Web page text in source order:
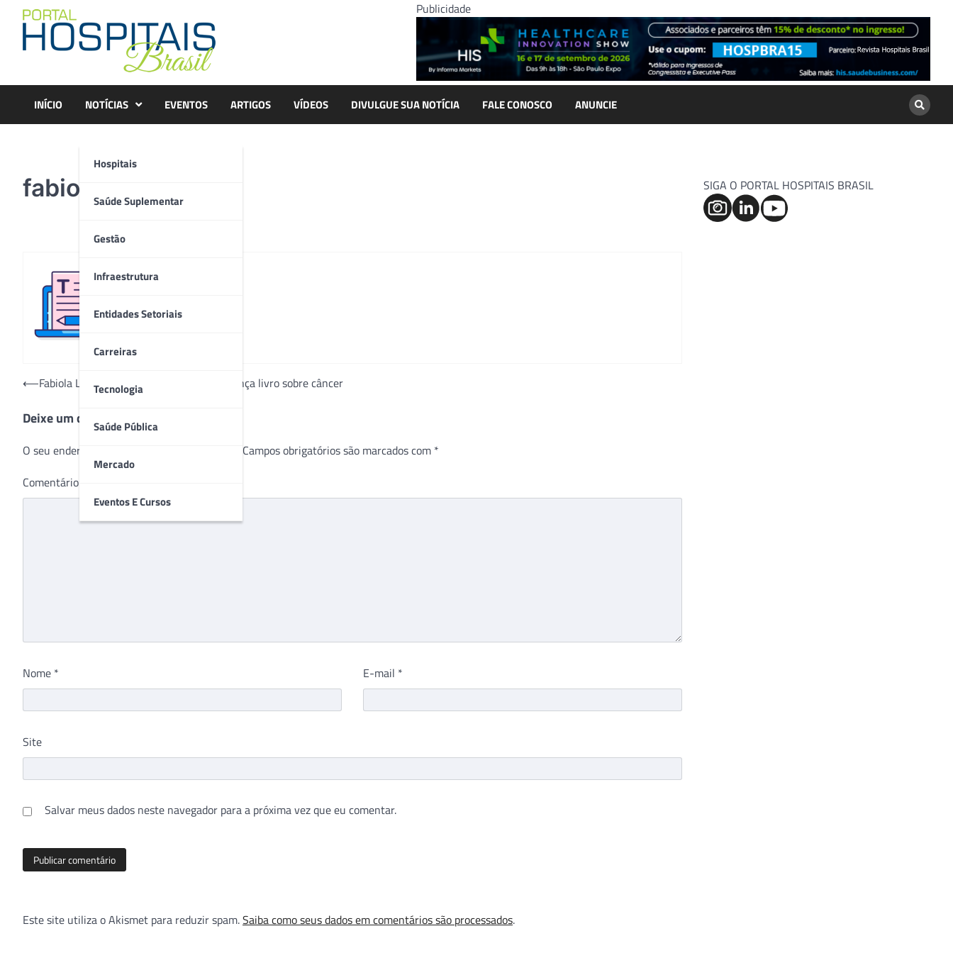
content
Publicidade
INÍCIO NOTÍCIAS
Hospitais
Saúde Suplementar
Gestão
Infraestrutura
Entidades Setoriais
Carreiras
Tecnologia
Saúde Pública
Mercado
Eventos E Cursos
EVENTOS ARTIGOS VÍDEOS DIVULGUE SUA NOTÍCIA FALE CONOSCO ANUNCIE
fabiola
Navegação
Post
⟵Fabiola La Torre: médica vira paciente e lança livro sobre câncer
Deixe um comentário
O seu endereço de e-mail não será publicado. Campos obrigatórios são marcados com *
Comentário
Nome * E-mail *
Site
Salvar meus dados neste navegador para a próxima vez que eu comentar.
Este site utiliza o Akismet para reduzir spam.Saiba como seus dados em comentários são processados.
SIGA O PORTAL HOSPITAIS BRASIL